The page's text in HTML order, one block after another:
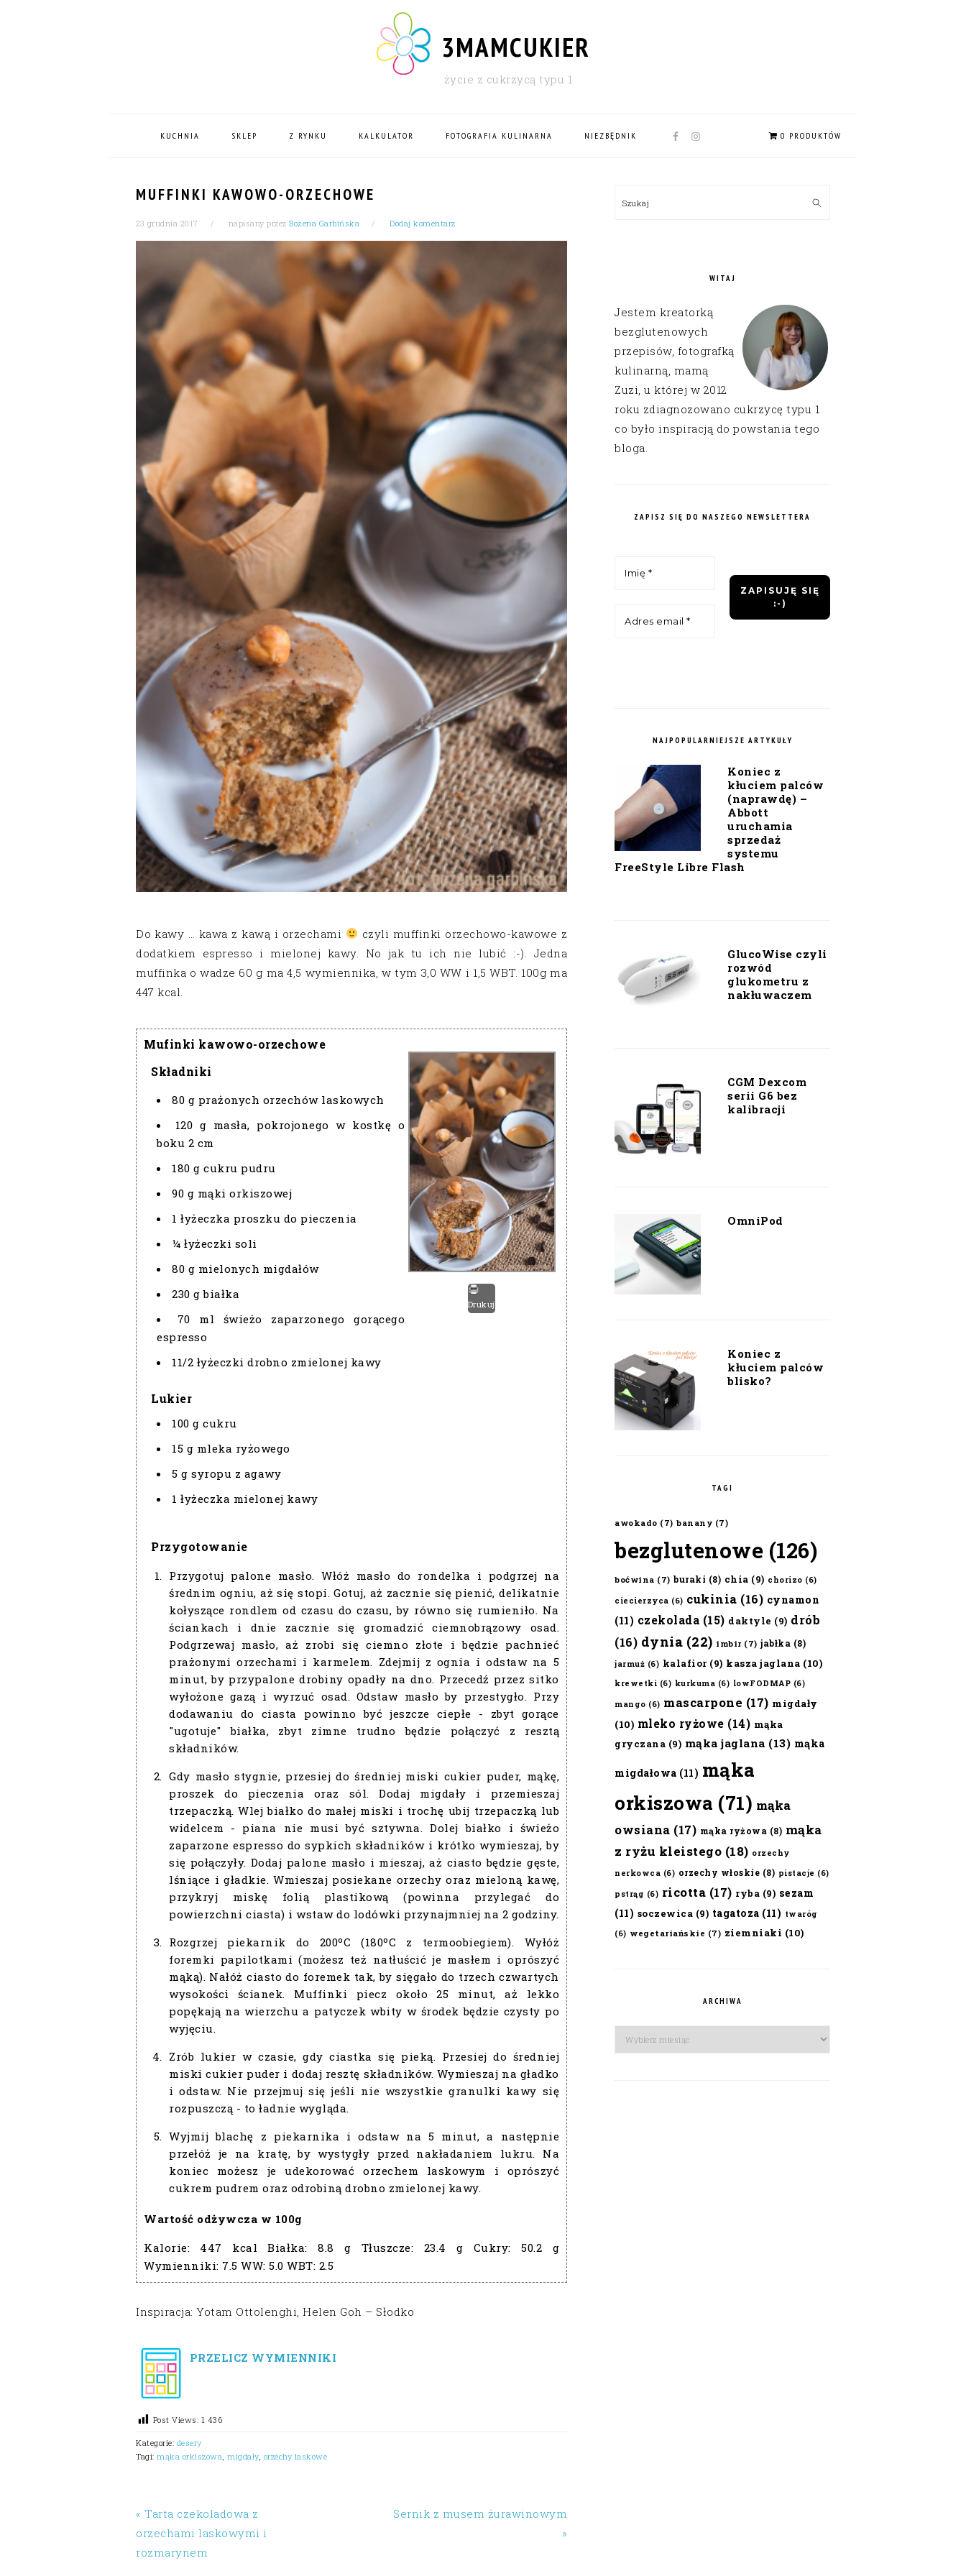
3MAMCUKIER
życie z cukrzycą typu 1
KUCHNIA SKLEP Z RYNKU KALKULATOR FOTOGRAFIA KULINARNA NIEZBĘDNIK
NAV
0 PRODUKTÓW
MUFFINKI KAWOWO-ORZECHOWE
23 grudnia 2017 napisany przez Bożena Garbińska Dodaj komentarz
Do kawy … kawa z kawą i orzechami
czyli muffinki orzechowo-kawowe z
dodatkiem espresso i mielonej kawy. No jak tu ich nie lubić :-). Jedna
muffinka o wadze 60 g ma 4,5 wymiennika, w tym 3,0 WW i 1,5 WBT. 100g ma
447 kcal.
Mufinki kawowo-orzechowe
Drukuj
Składniki
80 g prażonych orzechów laskowych
120 g masła, pokrojonego w kostkę o
boku 2 cm
180 g cukru pudru
90 g mąki orkiszowej
1 łyżeczka proszku do pieczenia
¼ łyżeczki soli
80 g mielonych migdałów
230 g białka
70 ml świeżo zaparzonego gorącego
espresso
11/2 łyżeczki drobno zmielonej kawy
Lukier
100 g cukru
15 g mleka ryżowego
5 g syropu z agawy
1 łyżeczka mielonej kawy
Przygotowanie
Przygotuj palone masło. Włóż masło do rondelka i podgrzej na
średnim ogniu, aż się stopi. Gotuj, aż zacznie się pienić, delikatnie
kołyszące rondlem od czasu do czasu, by równo się rumieniło. Na
ściankach i dnie zacznie się gromadzić ciemnobrązowy osad.
Podgrzewaj masło, aż zrobi się ciemno złote i będzie pachnieć
prażonymi orzechami i karmelem. Zdejmij z ognia i odstaw na 5
minut, by przypalone drobiny opadły na dno. Przecedź przez sitko
wyłożone gazą i wyrzuć osad. Odstaw masło by przestygło. Przy
dodawaniu do ciasta powinno być jeszcze ciepłe - zbyt gorące
"ugotuje" białka, zbyt zimne trudno będzie połączyć z resztą
składników.
Gdy masło stygnie, przesiej do średniej miski cukier puder, mąkę,
proszek do pieczenia oraz sól. Dodaj migdały i przemieszaj
trzepaczką. Wlej białko do małej miski i trochę ubij trzepaczką lub
widelcem - piana nie musi być sztywna. Dolej białko i świeżo
zaparzone espresso do sypkich składników i krótko wymieszaj, by
się połączyły. Dodaj palone masło i mieszaj, aż ciasto będzie gęste,
lśniące i gładkie. Wmieszaj posiekane orzechy oraz mieloną kawę,
przykryj miskę folią plastikową (powinna przylegać do
powierzchni ciasta) i wstaw do lodówki przynajmniej na 2 godziny.
Rozgrzej piekarnik do 200ºC (180ºC z termoobiegiem). Wyłóż
foremki papilotkami (możesz też natłuścić je masłem i oprószyć
mąką). Nałóż ciasto do foremek tak, by sięgało do trzech czwartych
wysokości ścianek. Muffinki piecz około 25 minut, aż lekko
popękają na wierzchu a patyczek wbity w środek będzie czysty po
wyjęciu.
Zrób lukier w czasie, gdy ciastka się pieką. Przesiej do średniej
miski cukier puder i dodaj resztę składników. Wymieszaj na gładko
i odstaw. Nie przejmuj się jeśli nie wszystkie granulki kawy się
rozpuszczą - to ładnie wygląda.
Wyjmij blachę z piekarnika i odstaw na 5 minut, a następnie
przełóż je na kratę, by wystygły przed nakładaniem lukru. Na
koniec możesz je udekorować orzechem laskowym i oprószyć
cukrem pudrem oraz odrobiną drobno zmielonej kawy.
Wartość odżywcza w 100g
Kalorie: 447 kcal Białka:8.8 g Tłuszcze: 23.4 g Cukry:50.2 g
Wymienniki: 7.5 WW: 5.0 WBT: 2.5
Inspiracja: Yotam Ottolenghi, Helen Goh – Słodko
PRZELICZ WYMIENNIKI
Post Views: 1 436
Kategorie: desery
Tagi: mąka orkiszowa migdały, orzechy laskowe
« Tarta czekoladowa z
orzechami laskowymi i
rozmarynem
Sernik z musem żurawinowym
»
SIDEBAR
Szukaj
WITAJ
Jestem kreatorką
bezglutenowych
przepisów, fotografką
kulinarną, mamą
Zuzi, u której w 2012
roku zdiagnozowano cukrzycę typu 1
co było inspiracją do powstania tego
bloga.
ZAPISZ SIĘ DO NASZEGO NEWSLETTERA
NAJPOPULARNIEJSZE ARTYKUŁY
Koniec z
kłuciem palców
(naprawdę) –
Abbott
uruchamia
sprzedaż
systemu
FreeStyle Libre Flash
GlucoWise czyli
rozwód
glukometru z
nakłuwaczem
CGM Dexcom
serii G6 bez
kalibracji
OmniPod
Koniec z
kłuciem palców
blisko?
TAGI
awokado (7) banany (7)
bezglutenowe (126)
boćwina (7) buraki (8) chia (9) chorizo (6)
ciecierzyca (6) cukinia (16) cynamon
(11) czekolada (15) daktyle (9) drób
(16) dynia (22) imbir (7) jabłka (8)
jarmuż (6) kalafior(9) kasza jaglana (10)
krewetki (6) kurkuma (6) lowFODMAP (6)
mango (6) mascarpone (17) migdały
(10) mleko ryżowe (14) mąka
gryczana (9) mąka jaglana (13) mąka
migdałowa (11) mąka
orkiszowa (71) mąka
owsiana (17) mąka ryżowa (8) mąka
z ryżu kleistego (18) orzechy
nerkowca (6) orzechy włoskie (8) pistacje (6)
pstrąg (6) ricotta (17) ryba (9) sezam
(11) soczewica (9) tagatoza (11) twaróg
(6) wegetariańskie (7) ziemniaki (10)
ARCHIWA
Archiwa